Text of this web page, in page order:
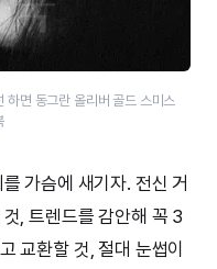
하면 동그란 올리버 골드 스미스
가슴에 새기자. 전신 거
, 트렌드를 감안해 꼭 3
교환할 것, 절대 눈썹이